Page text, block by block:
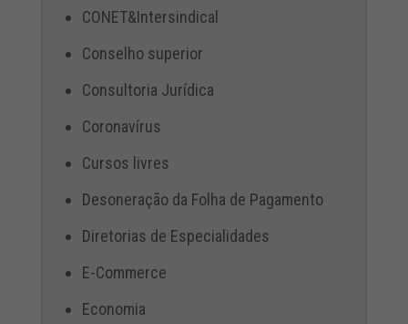
CONET&Intersindical
Conselho superior
Consultoria Jurídica
Coronavírus
Cursos livres
Desoneração da Folha de Pagamento
Diretorias de Especialidades
E-Commerce
Economia